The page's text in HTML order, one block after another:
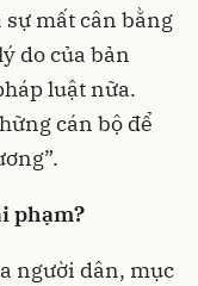
mất cân bằng
do của bản
luật nữa.
cán bộ để
phạm?
người dân, mục